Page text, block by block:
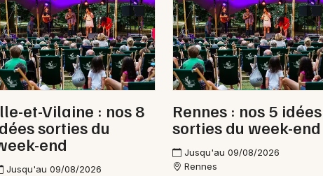
Artistes en tournée
Actus à Vitré
Magazine à Vitré
et-Vilaine : nos 8
sorties du
end
Jusqu'au 09/08/2026
Rennes : nos 5 idées
sorties du week-end
Jusqu'au 09/08/2026
Rennes